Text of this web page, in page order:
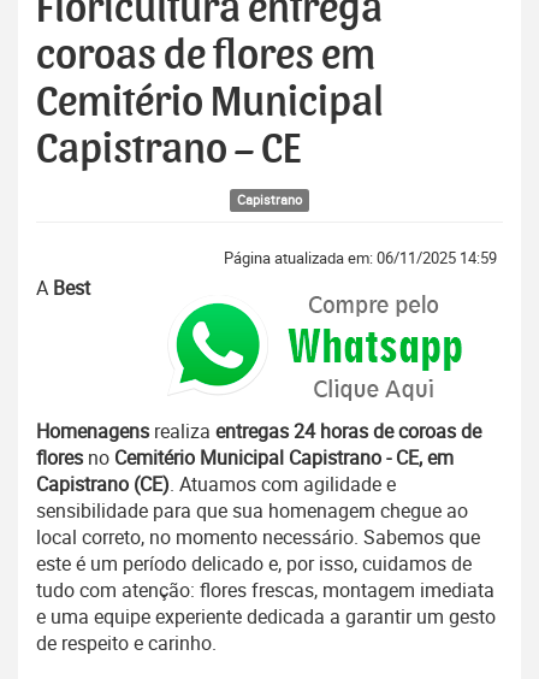
Floricultura entrega
coroas de flores em
Cemitério Municipal
Capistrano – CE
Capistrano
Página atualizada em: 06/11/2025 14:59
A Best
Homenagens realiza entregas 24 horas de coroas de
flores no Cemitério Municipal Capistrano - CE, em
Capistrano (CE). Atuamos com agilidade e
sensibilidade para que sua homenagem chegue ao
local correto, no momento necessário. Sabemos que
este é um período delicado e, por isso, cuidamos de
tudo com atenção: flores frescas, montagem imediata
e uma equipe experiente dedicada a garantir um gesto
de respeito e carinho.